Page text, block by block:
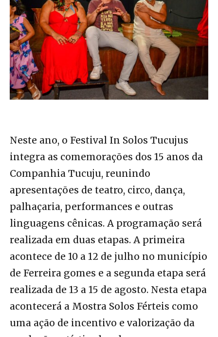
Neste ano, o Festival In Solos Tucujus
integra as comemorações dos 15 anos da
Companhia Tucuju, reunindo
apresentações de teatro, circo, dança,
palhaçaria, performances e outras
linguagens cênicas. A programação será
realizada em duas etapas. A primeira
acontece de 10 a 12 de julho no município
de Ferreira gomes e a segunda etapa será
realizada de 13 a 15 de agosto. Nesta etapa
acontecerá a Mostra Solos Férteis como
uma ação de incentivo e valorização da